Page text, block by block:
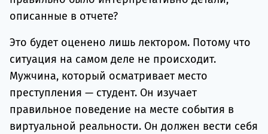
описанные в отчете?
Это будет оценено лишь лектором. Потому что
ситуация на самом деле не происходит.
Мужчина, который осматривает место
преступления — студент. Он изучает
правильное поведение на месте события в
виртуальной реальности. Он должен вести себя